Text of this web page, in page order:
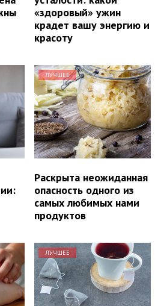
«здоровый» ужин
крадет вашу энергию и
красоту
ЛУЧШЕЕ
Раскрыта неожиданная
опасность одного из
самых любимых нами
продуктов
ЛУЧШЕЕ